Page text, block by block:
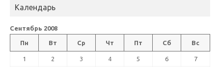
Календарь
Сентябрь 2008
Пн Вт Ср Чт Пт Сб Вс
1 2 3 4 5 6 7